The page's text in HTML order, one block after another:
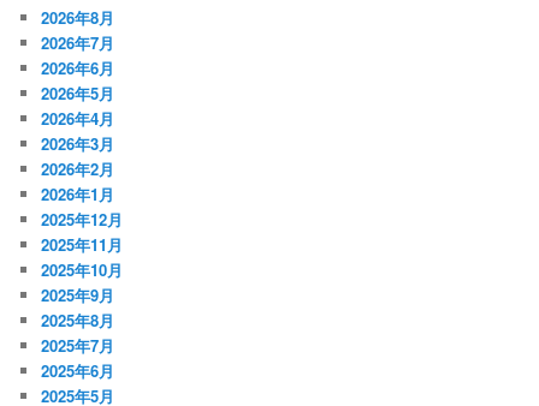
2026年8月
2026年7月
2026年6月
2026年5月
2026年4月
2026年3月
2026年2月
2026年1月
2025年12月
2025年11月
2025年10月
2025年9月
2025年8月
2025年7月
2025年6月
2025年5月